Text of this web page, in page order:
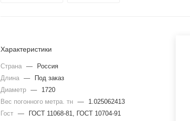
Характеристики
Страна —
Россия
Длина
—
Под заказ
Диаметр
—
1720
Вес погонного метра. тн
—
1.025062413
Гост
—
ГОСТ 11068-81, ГОСТ 10704-91